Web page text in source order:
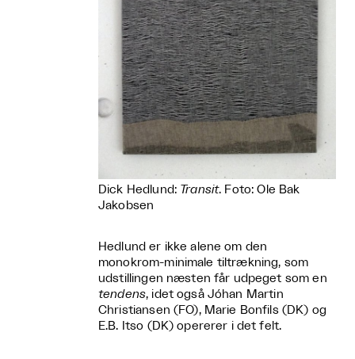
Dick Hedlund: Transit. Foto: Ole Bak
Jakobsen
Hedlund er ikke alene om den
monokrom-minimale tiltrækning, som
udstillingen næsten får udpeget som en
tendens, idet også Jóhan Martin
Christiansen (FO), Marie Bonfils (DK) og
E.B. Itso (DK) opererer i det felt.